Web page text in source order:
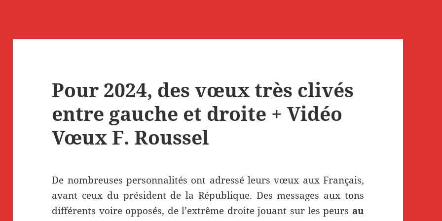
Pour 2024, des vœux très clivés
entre gauche et droite + Vidéo
Vœux F. Roussel
De nombreuses personnalités ont adressé leurs vœux aux Français,
avant ceux du président de la République. Des messages aux tons
différents voire opposés, de l’extrême droite jouant sur les peurs au